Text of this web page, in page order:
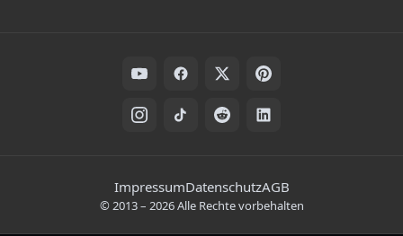
Folge uns auf Social Media
Rechtliche HinweiseImpressumDatenschutzAGB
© 2013– 2026Alle Rechte vorbehalten